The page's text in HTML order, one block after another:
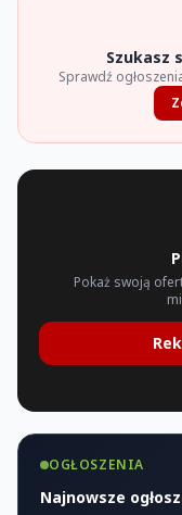
Szukasz
Sprawdź
Pokaż swoją
OGŁOSZENIA
Najnowsze